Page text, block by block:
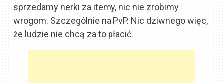
sprzedamy nerki za itemy, nic nie zrobimy
wrogom. Szczególnie na PvP. Nic dziwnego więc,
że ludzie nie chcą za to płacić.